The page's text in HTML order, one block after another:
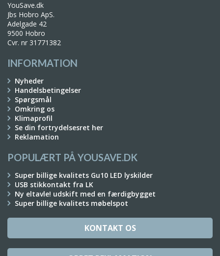
YouSave.dk
Jbs Hobro ApS.
Adelgade 42
9500 Hobro
Cvr. nr 31771382
INFORMATION
Nyheder
Handelsbetingelser
Spørgsmål
Omkring os
Klimaprofil
Se din fortrydelsesret her
Reklamation
POPULÆRT PÅ YOUSAVE.DK
Super billige kvalitets Gu10 LED lyskilder
USB stikkontakt fra LK
Ny eltavle! udskift med en færdigbygget
Super billige kvalitets møbelspot
KONTAKT OS